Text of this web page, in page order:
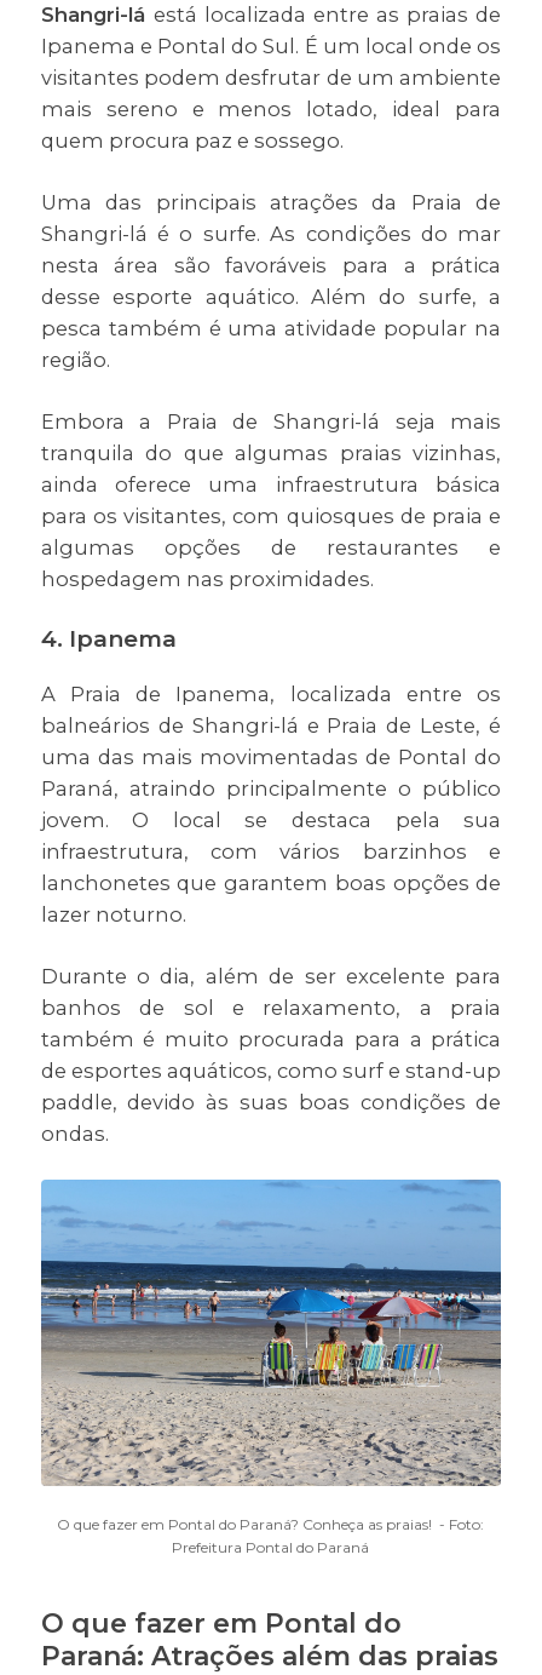
Shangri-lá está localizada entre as praias de
Ipanema e Pontal do Sul. É um local onde os
visitantes podem desfrutar de um ambiente
mais sereno e menos lotado, ideal para
quem procura paz e sossego.
Uma das principais atrações da Praia de
Shangri-lá é o surfe. As condições do mar
nesta área são favoráveis para a prática
desse esporte aquático. Além do surfe, a
pesca também é uma atividade popular na
região.
Embora a Praia de Shangri-lá seja mais
tranquila do que algumas praias vizinhas,
ainda oferece uma infraestrutura básica
para os visitantes, com quiosques de praia e
algumas opções de restaurantes e
hospedagem nas proximidades.
4. Ipanema
A Praia de Ipanema, localizada entre os
balneários de Shangri-lá e Praia de Leste, é
uma das mais movimentadas de Pontal do
Paraná, atraindo principalmente o público
jovem. O local se destaca pela sua
infraestrutura, com vários barzinhos e
lanchonetes que garantem boas opções de
lazer noturno.
Durante o dia, além de ser excelente para
banhos de sol e relaxamento, a praia
também é muito procurada para a prática
de esportes aquáticos, como surf e stand-up
paddle, devido às suas boas condições de
ondas.
O que fazer em Pontal do Paraná? Conheça as praias! - Foto:
Prefeitura Pontal do Paraná
O que fazer em Pontal do
Paraná: Atrações além das praias